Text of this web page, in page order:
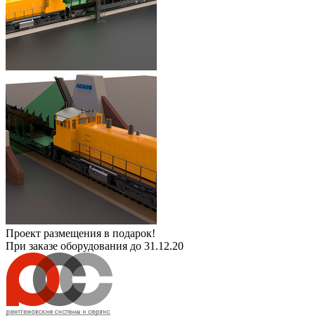
Проект размещения в подарок!
При заказе оборудования до 31.12.20